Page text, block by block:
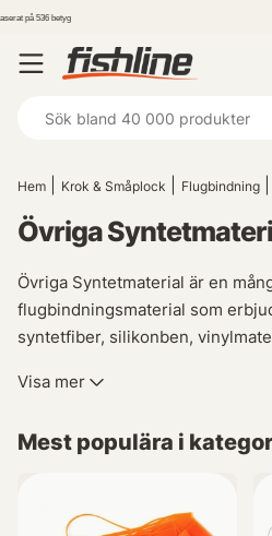
Hem Krok & Småplock Flugbindning
Övriga
Övriga Syntetmaterial är en
flugbindningsmaterial som
syntetfiber, silikonben,
flugfiskeutrustning. Utforska vårt
av mössor och kepsar för att
Visa mer
Mest populära i